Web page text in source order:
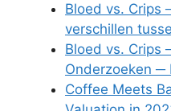
Bloed vs. Crips
verschillen
Bloed vs. Crips
Onderzoeken ─
Coffee Meets